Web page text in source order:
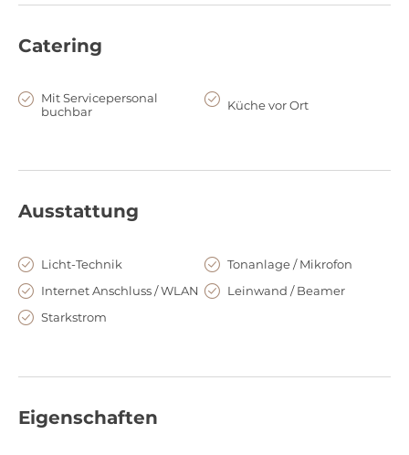
Momente. Zudem ist die Location mit einem umfangreichen
und Kunstlichtsystemen ausgestattet. Ein kleiner Garten als
zur Verfügung und rundet das umfangreiche Angebot ab.
Bereiche abspricht. Elegant, kreativ und außergewöhnlich -
besondere Aufnahmen und unvergessliche Events sind
Catering
Mit Servicepersonal
buchbar
Küche vor Ort
Ausstattung
Licht-Technik
Tonanlage / Mikrofon
Internet Anschluss / WLAN
Leinwand / Beamer
Starkstrom
Eigenschaften